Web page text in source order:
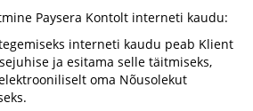
Paysera Kontolt interneti kaudu:
interneti kaudu peab Klient
ja esitama selle täitmiseks,
oma Nõusolekut